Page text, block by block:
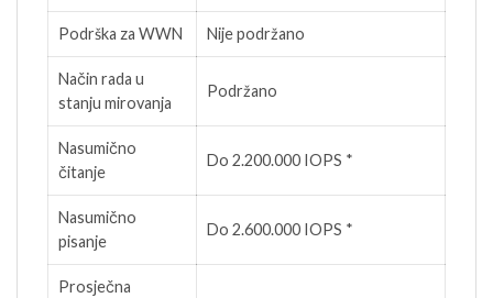
Podrška za WWN Nije podržano
Način rada u
stanju mirovanja
Podržano
Nasumično
čitanje
Do 2.200.000 IOPS *
Nasumično
pisanje
Do 2.600.000 IOPS *
Prosječna